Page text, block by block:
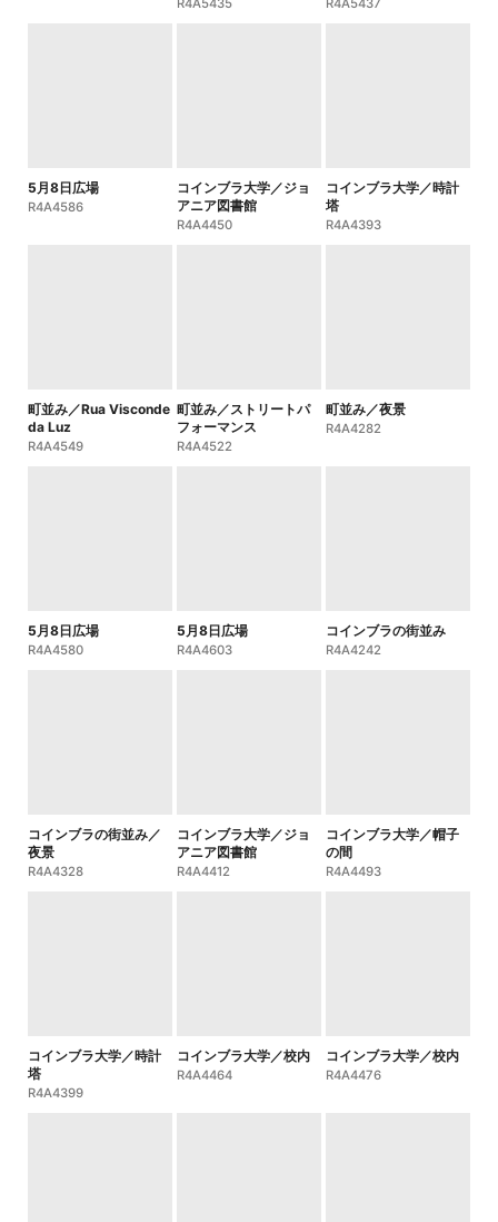
R4A5435 R4A5437
5月8日広場
R4A4586
コインブラ大学／ジョ
アニア図書館
R4A4450
コインブラ大学／時計
塔
R4A4393
町並み／Rua Visconde
da Luz
R4A4549
町並み／ストリートパ
フォーマンス
R4A4522
町並み／夜景
R4A4282
5月8日広場
R4A4580
5月8日広場
R4A4603
コインブラの街並み
R4A4242
コインブラの街並み／
夜景
R4A4328
コインブラ大学／ジョ
アニア図書館
R4A4412
コインブラ大学／帽子
の間
R4A4493
コインブラ大学／時計
塔
R4A4399
コインブラ大学／校内
R4A4464
コインブラ大学／校内
R4A4476